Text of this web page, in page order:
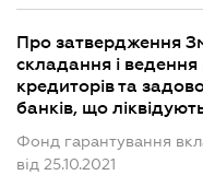
Про затвердження
складання і
кредиторів та
банків, що
Фонд гарантування
від 25.10.2021